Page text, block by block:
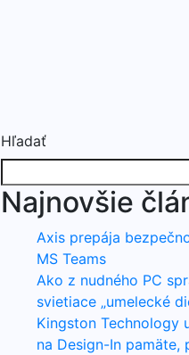
Hľadať
Najnovšie
Axis prepája
MS Teams
Ako z nudného PC
svietiace „umelecké
Kingston Technology
na Design-In pamäte,